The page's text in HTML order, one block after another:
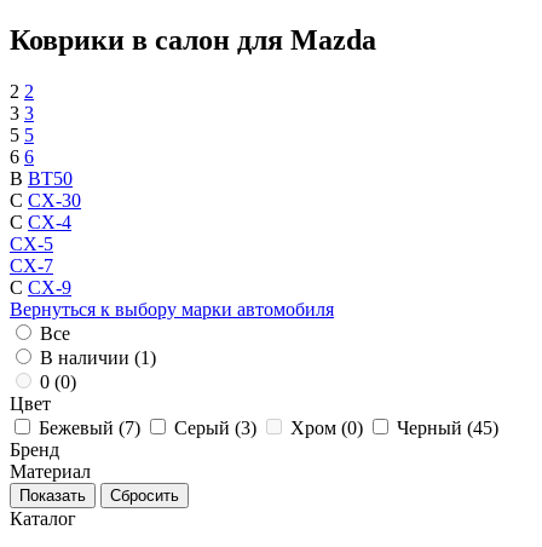
Коврики в салон для Mazda
2 2
3 3
5 5
6 6
B BT50
C CX-30
C CX-4
CX-5
CX-7
C CX-9
Вернуться к выбору марки автомобиля
Все
В наличии (1)
0 (0)
Цвет
Бежевый (7) Серый (3) Хром (0) Черный (45)
Бренд
Материал
Каталог